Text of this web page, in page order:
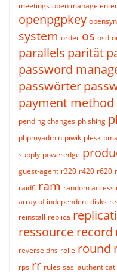
meetings open manage
openpgpkey
system order os osd
parallels parität
password
passwörter
payment method
pending changes phishing
phpmyadmin piwik plesk pma
supply poweredge
guest-agent r320 r420 r620
raid6 ram random access
array of independent disks
reinstall replica
ressource record
reverse dns rolle round
rps rr rules sasl